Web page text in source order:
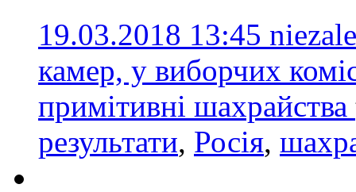
19.03.2018 13:45
камер, у виборчих
примітивні шахрайства
результати, Росія,